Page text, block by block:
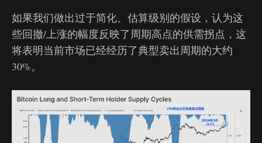
如果我们做出过于简化、估算级别的假设，认为这
些回撤/上涨的幅度反映了周期高点的供需拐点，这
将表明当前市场已经经历了典型卖出周期的大约
30%。